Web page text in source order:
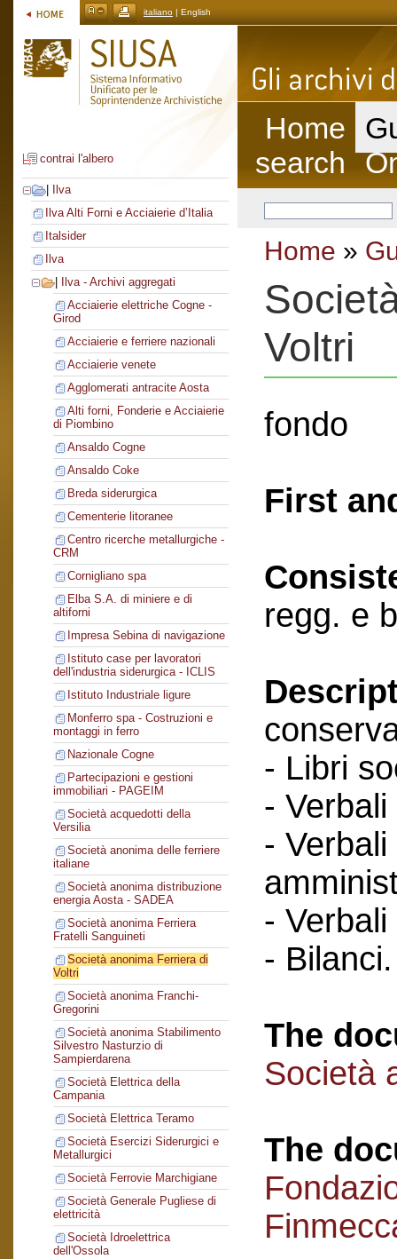
italiano | English
contrai l'albero
Ilva
Ilva Alti Forni e Acciaierie d’Italia
Italsider
Ilva
Ilva - Archivi aggregati
Acciaierie elettriche Cogne -
Girod
Acciaierie e ferriere nazionali
Acciaierie venete
Agglomerati antracite Aosta
Alti forni, Fonderie e Acciaierie
di Piombino
Ansaldo Cogne
Ansaldo Coke
Breda siderurgica
Cementerie litoranee
Centro ricerche metallurgiche -
CRM
Cornigliano spa
Elba S.A. di miniere e di
altiforni
Impresa Sebina di navigazione
Istituto case per lavoratori
dell'industria siderurgica - ICLIS
Istituto Industriale ligure
Monferro spa - Costruzioni e
montaggi in ferro
Nazionale Cogne
Partecipazioni e gestioni
immobiliari - PAGEIM
Società acquedotti della
Versilia
Società anonima delle ferriere
italiane
Società anonima distribuzione
energia Aosta - SADEA
Società anonima Ferriera
Fratelli Sanguineti
Società anonima Ferriera di
Voltri
Società anonima Franchi-
Gregorini
Società anonima Stabilimento
Silvestro Nasturzio di
Sampierdarena
Società Elettrica della
Campania
Società Elettrica Teramo
Società Esercizi Siderurgici e
Metallurgici
Società Ferrovie Marchigiane
Società Generale Pugliese di
elettricità
Società Idroelettrica
dell'Ossola
Home
search
Home »
Voltri
fondo
First
regg. e
- Libri
-
-
-
- Bilanci.
The
Società
The